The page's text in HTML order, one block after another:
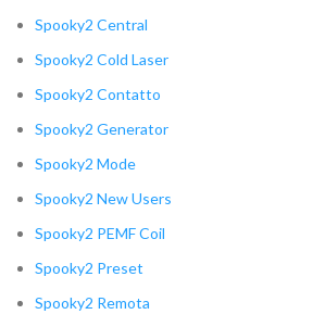
Spooky2 Central
Spooky2 Cold Laser
Spooky2 Contatto
Spooky2 Generator
Spooky2 Mode
Spooky2 New Users
Spooky2 PEMF Coil
Spooky2 Preset
Spooky2 Remota